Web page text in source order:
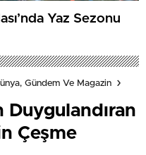
Yaz Sezonu
Gündem Ve Magazin
Duygulandıran
Çeşme